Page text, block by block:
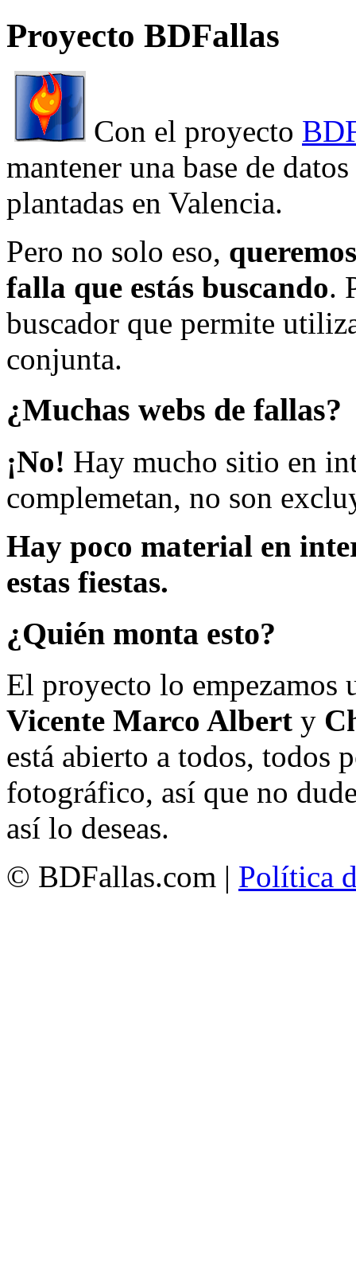
Proyecto BDFallas
Con el proyecto
mantener una base de
plantadas en Valencia.
Pero no solo eso,
falla que estás buscando.
buscador que permite
conjunta.
¿Muchas webs de fallas?
¡No! Hay mucho sitio en
complemetan, no son
Hay poco material en
estas fiestas.
¿Quién monta esto?
El proyecto lo empezamos
Vicente Marco Albert y
está abierto a todos, todos
fotográfico, así que no
así lo deseas.
© BDFallas.com | Política